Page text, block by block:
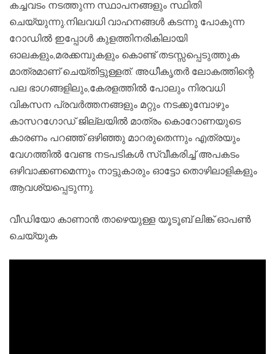
കച്ചവടം നടത്തുന്ന സ്ഥാപനങ്ങളും സ്ഥിതി
ചെയ്യുന്നു.നിലവധി വാഹനങ്ങൾ കടന്നു പോകുന്ന
റോഡിൽ ഇപ്പോൾ കുളത്തിനരികിലായി
ഓലകളും,മരക്കമ്പുകളും കൊണ്ട് തടസ്സപ്പെടുത്തുക
മാത്രമാണ് ചെയ്തിട്ടുള്ളത്. അധീകൃതർ ലോകത്തിന്റെ
പല ഭാഗങ്ങളിലും,കേരളത്തിൽ പോലും നിരവധി
വികസന പ്രവർത്തനങ്ങളും മറ്റും നടക്കുമ്പോഴും
കാസറഗോഡ് ജില്ലയിൽ മാത്രം കൊറോണയുടെ
കാരണം പറഞ്ഞ് ഒഴിഞ്ഞു മാറരുതെന്നും എത്രയും
വേഗത്തിൽ വേണ്ട നടപടികൾ സ്വീകരിച്ച് അപകടം
ഒഴിവാക്കണമെന്നും നാട്ടുകാരും ഓട്ടോ തൊഴിലാളികളും
ആവശ്യപ്പെടുന്നു.
വീഡിയോ കാണാൻ താഴെയുള്ള യൂടൂബ് ലിങ്ക് ഓപൺ
ചെയ്യുക